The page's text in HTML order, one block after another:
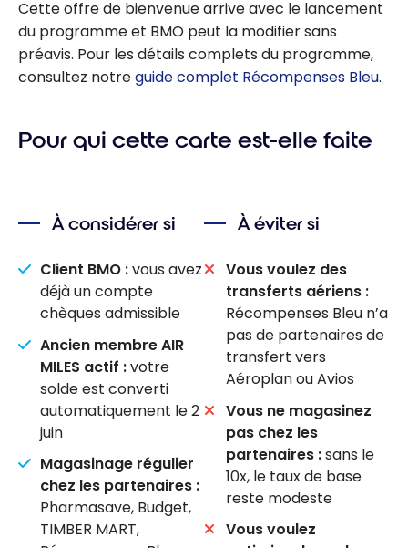
Cette offre de bienvenue arrive avec le lancement
du programme et BMO peut la modifier sans
préavis. Pour les détails complets du programme,
consultez notreguide complet Récompenses Bleu.
Pour qui cette carte est-elle faite
À considérer si
Client BMO :vous avez
déjà un compte
chèques admissible
Ancien membre AIR
MILES actif :votre
solde est converti
automatiquement le 2
juin
Magasinage régulier
chez les partenaires :
Pharmasave, Budget,
TIMBER MART,
À éviter si
Vous voulez des
transferts aériens :
Récompenses Bleu n’a
pas de partenaires de
transfert vers
Aéroplan ou Avios
Vous ne magasinez
pas chez les
partenaires :sans le
10x, le taux de base
reste modeste
Vous voulez